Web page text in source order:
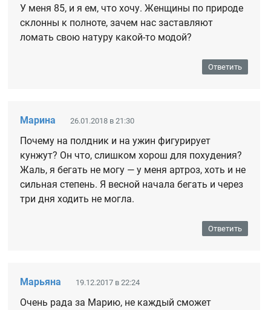
У меня 85, и я ем, что хочу. Женщины по природе
склонны к полноте, зачем нас заставляют
ломать свою натуру какой-то модой?
Ответить
Марина 26.01.2018 в 21:30
Почему на полдник и на ужин фигурирует
кунжут? Он что, слишком хорош для похудения?
Жаль, я бегать не могу — у меня артроз, хоть и не
сильная степень. Я весной начала бегать и через
три дня ходить не могла.
Ответить
Марьяна 19.12.2017 в 22:24
Очень рада за Марию, не каждый сможет